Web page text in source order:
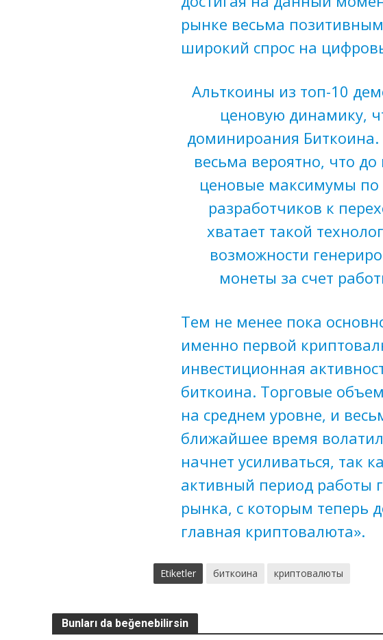
рынке весьма
широкий спрос на
Альткоины из топ-10
ценовую динамику,
доминироания Биткоина.
весьма вероятно, что
ценовые максимумы
разработчиков к
хватает такой
возможности
монеты за счет
Тем не менее пока
именно первой
инвестиционная
биткоина. Торговые
на среднем уровне, и
ближайшее время
начнет усиливаться, так
активный период работы
рынка, с которым теперь
главная криптовалюта».
Etiketler биткоина криптовалюты
Bunları da beğenebilirsin